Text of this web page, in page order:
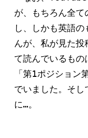
が、もちろん全
し、しかも英語
んが、私が見た
て読んでいるも
「第1ポジション
でいました。そ
に…。